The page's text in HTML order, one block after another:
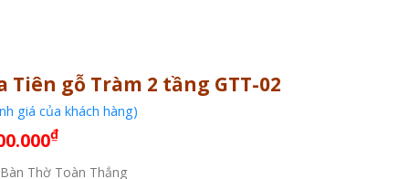
Tiên gỗ Tràm 2 tầng GTT-02
giá của khách hàng)
₫Giá
hiện
Bàn Thờ Toàn Thắng